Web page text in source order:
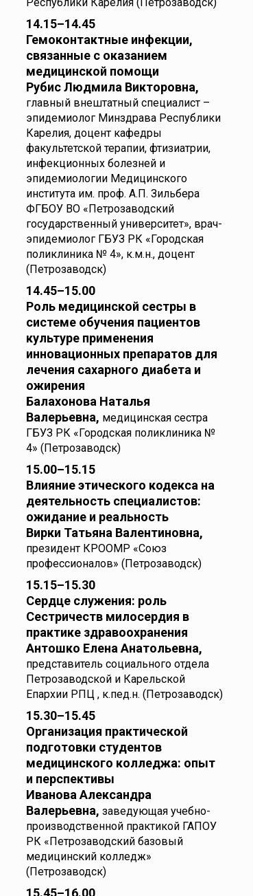
14.15–14.45
Гемоконтактные инфекции,
связанные с оказанием
медицинской помощи
Рубис Людмила Викторовна,
главный внештатный специалист –
эпидемиолог Минздрава Республики
Карелия, доцент кафедры
факультетской терапии, фтизиатрии,
инфекционных болезней и
эпидемиологии Медицинского
института им. проф. А.П. Зильбера
ФГБОУ ВО «Петрозаводский
государственный университет», врач-
эпидемиолог ГБУЗ РК «Городская
поликлиника № 4», к.м.н., доцент
(Петрозаводск)
14.45–15.00
Роль медицинской сестры в
системе обучения пациентов
культуре применения
инновационных препаратов для
лечения сахарного диабета и
ожирения
Балахонова Наталья
Валерьевна, медицинская сестра
ГБУЗ РК «Городская поликлиника №
4» (Петрозаводск)
15.00–15.15
Влияние этического кодекса на
деятельность специалистов:
ожидание и реальность
Вирки Татьяна Валентиновна,
президент КРООМР «Союз
профессионалов» (Петрозаводск)
15.15–15.30
Сердце служения: роль
Сестричеств милосердия в
практике здравоохранения
Антошко Елена Анатольевна,
представитель социального отдела
Петрозаводской и Карельской
Епархии РПЦ , к.пед.н. (Петрозаводск)
15.30–15.45
Организация практической
подготовки студентов
медицинского колледжа: опыт
и перспективы
Иванова Александра
Валерьевна, заведующая учебно-
производственной практикой ГАПОУ
РК «Петрозаводский базовый
медицинский колледж»
(Петрозаводск)
15.45–16.00